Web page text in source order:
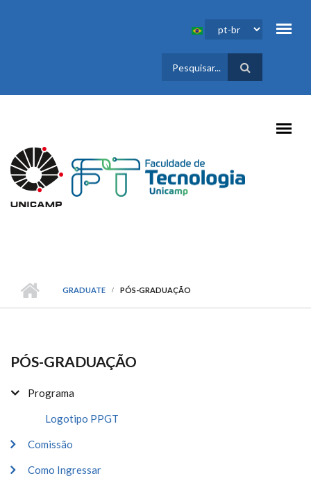
FORMULÁRIO
DE BUSCA
GRADUATE PÓS-GRADUAÇÃO
PÓS-GRADUAÇÃO
Programa
Logotipo PPGT
Comissão
Como Ingressar